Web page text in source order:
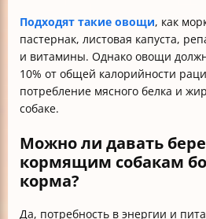
Подходят такие овощи, как
пастернак, листовая капуста,
и витамины. Однако овощи
10% от общей калорийности
потребление мясного белка и
собаке.
Можно ли давать
кормящим собакам
корма?
Да, потребность в энергии и